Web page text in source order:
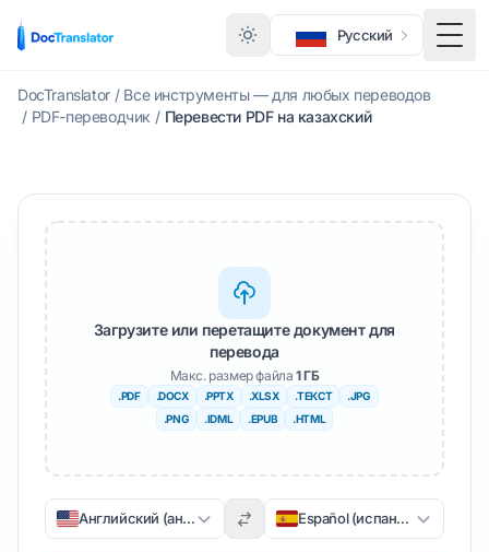
Русский
DocTranslator / Все инструменты — для любых переводов
/ PDF-переводчик / Перевести PDF на казахский
Загрузите или перетащите документ для
перевода
Макс. размер файла 1 ГБ
.PDF .DOCX .PPTX .XLSX .ТЕКСТ
.JPG
.PNG
.IDML .EPUB .HTML
Английский (английский) Español (испанский)